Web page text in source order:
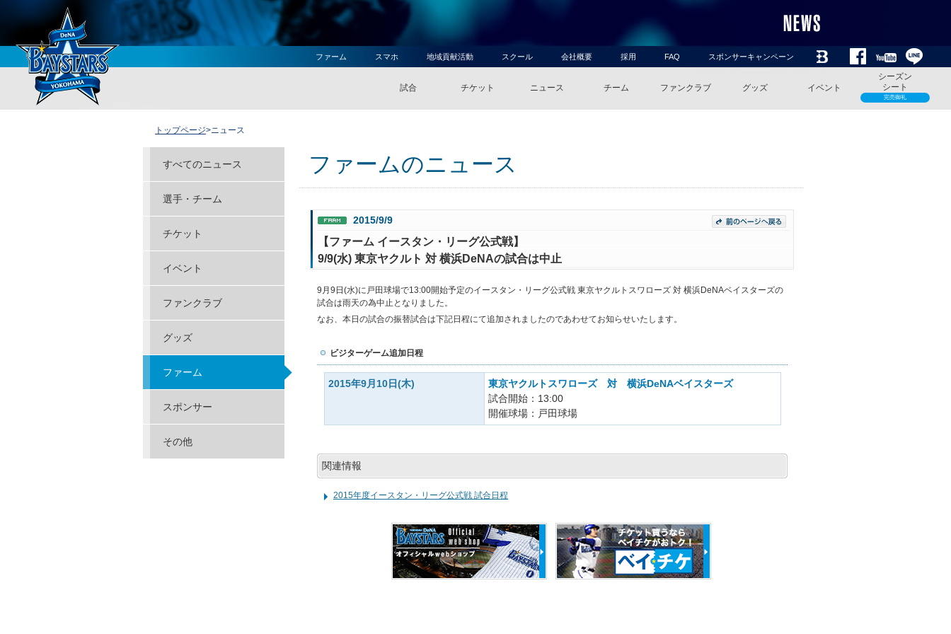
スポンサーキャンペーン
FAQ
採用
会社概要
スクール
地域貢献活動
スマホ
ファーム
シーズン
シート
完売御礼
イベント
グッズ
ファンクラブ
チーム
ニュース
チケット
試合
トップページ>ニュース
ファームのニュース
2015/9/9
【ファーム イースタン・リーグ公式戦】
9/9(水) 東京ヤクルト 対 横浜DeNAの試合は中止
9月9日(水)に戸田球場で13:00開始予定のイースタン・リーグ公式戦 東京ヤクルトスワローズ 対 横浜DeNAベイスターズの
試合は雨天の為中止となりました。
なお、本日の試合の振替試合は下記日程にて追加されましたのであわせてお知らせいたします。
ビジターゲーム追加日程
2015年9月10日(木)
東京ヤクルトスワローズ 対 横浜DeNAベイスターズ
試合開始：13:00
開催球場：戸田球場
関連情報
2015年度イースタン・リーグ公式戦 試合日程
すべてのニュース
選手・チーム
チケット
イベント
ファンクラブ
グッズ
ファーム
スポンサー
その他